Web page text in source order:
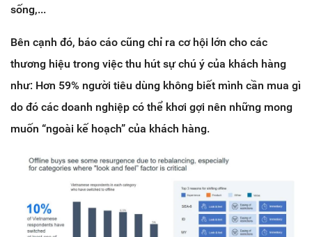
sống,...
Bên cạnh đó, báo cáo cũng chỉ ra cơ hội lớn cho các
thương hiệu trong việc thu hút sự chú ý của khách hàng
như: Hơn 59% người tiêu dùng không biết mình cần mua gì
do đó các doanh nghiệp có thể khơi gợi nên những mong
muốn “ngoài kế hoạch” của khách hàng.